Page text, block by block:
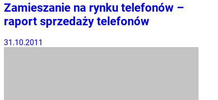
Zamieszanie na rynku telefonów –
raport sprzedaży telefonów
31.10.2011